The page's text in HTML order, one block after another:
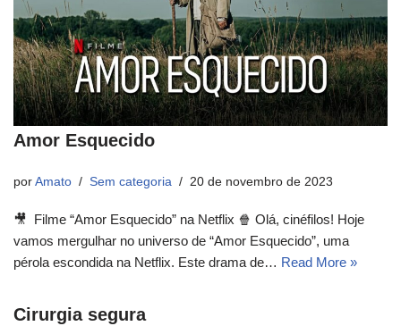
Amor Esquecido
por Amato Sem categoria 20 de novembro de 2023
🎥 Filme “Amor Esquecido” na Netflix 🍿 Olá, cinéfilos! Hoje
vamos mergulhar no universo de “Amor Esquecido”, uma
pérola escondida na Netflix. Este drama de… Read More »
Cirurgia segura